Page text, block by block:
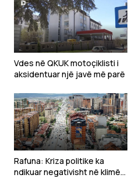
Vdes në QKUK motoçiklisti i
aksidentuar një javë më parë
Rafuna: Kriza politike ka
ndikuar negativisht në klimën